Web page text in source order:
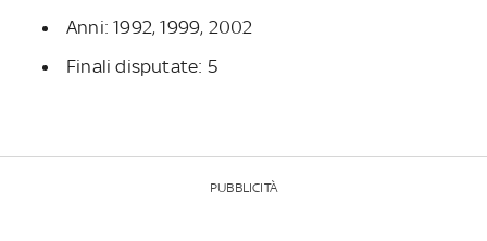
Anni: 1992, 1999, 2002
Finali disputate: 5
PUBBLICITÀ